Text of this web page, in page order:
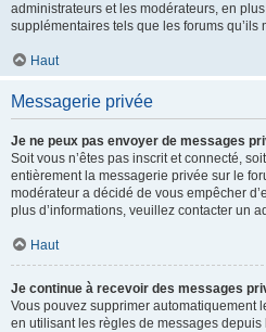
administrateurs et les modérateurs, en
supplémentaires tels que les forums qu’ils
Haut
Messagerie privée
Je ne peux pas envoyer de messages
Soit vous n’êtes pas inscrit et connecté,
entièrement la messagerie privée sur le
modérateur a décidé de vous empêcher
plus d’informations, veuillez contacter un
Haut
Je continue à recevoir des messages
Vous pouvez supprimer automatiquement
en utilisant les règles de messages